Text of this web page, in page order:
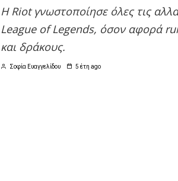
Η Riot γνωστοποίησε όλες τις
League of Legends, όσον αφορά
και δράκους.
Σοφία Ευαγγελίδου 5 έτη ago